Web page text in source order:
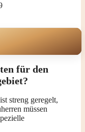
für den
streng geregelt,
müssen